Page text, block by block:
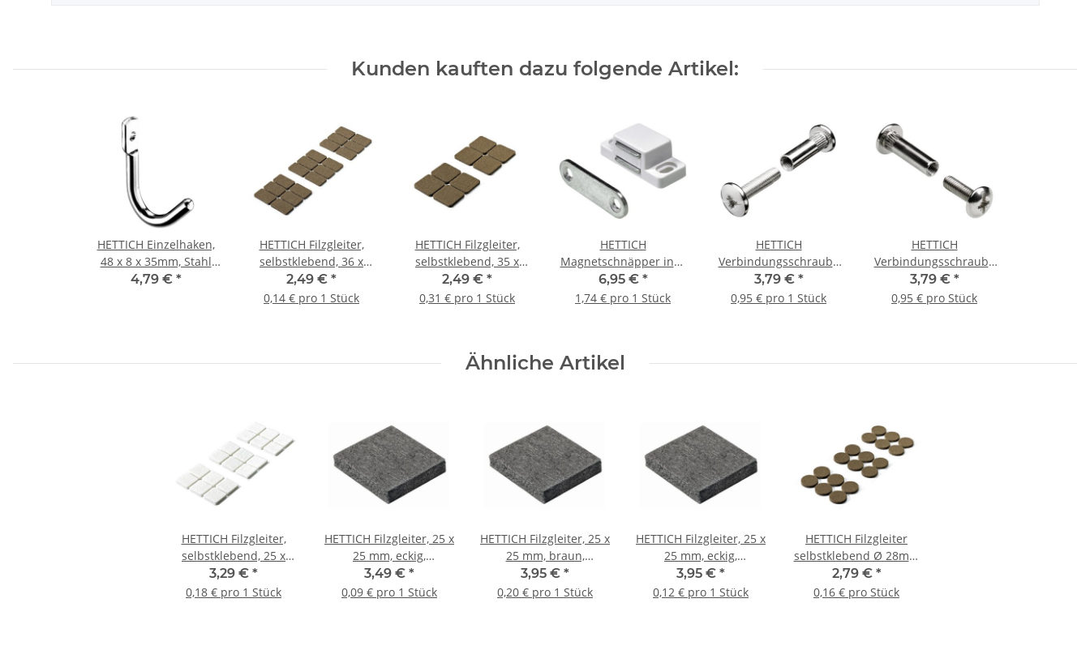
Kunden kauften dazu folgende Artikel:
HETTICH Einzelhaken,
48 x 8 x 35mm, Stahl
verchromt
4,79 € *
HETTICH Filzgleiter,
selbstklebend, 36 x
22mm, braun, 18 Stück
2,49 € *
0,14 € pro 1 Stück
HETTICH Filzgleiter,
selbstklebend, 35 x
35mm, braun, 8 Stück
2,49 € *
0,31 € pro 1 Stück
HETTICH
Magnetschnäpper inkl.
Schrauben, 35 x 15 mm,
weiß, 4 Stück
6,95 € *
1,74 € pro 1 Stück
HETTICH
Verbindungsschraube
M6 36-50mm vernickelt
4 Stück
3,79 € *
0,95 € pro 1 Stück
HETTICH
Verbindungsschraube
M6 30-42mm vernickelt
4 Stück
3,79 € *
0,95 € pro Stück
Ähnliche Artikel
HETTICH Filzgleiter,
selbstklebend, 25 x
25mm, weiß, 18 Stück
3,29 € *
0,18 € pro 1 Stück
HETTICH Filzgleiter, 25 x
25 mm, eckig,
selbstklebend, 40 Stück
3,49 € *
0,09 € pro 1 Stück
HETTICH Filzgleiter, 25 x
25 mm, braun,
selbstklebend, 20 Stück
3,95 € *
0,20 € pro 1 Stück
HETTICH Filzgleiter, 25 x
25 mm, eckig,
selbstklebend, 32 Stück
3,95 € *
0,12 € pro 1 Stück
HETTICH Filzgleiter
selbstklebend Ø 28mm
braun 18 Stück
2,79 € *
0,16 € pro Stück